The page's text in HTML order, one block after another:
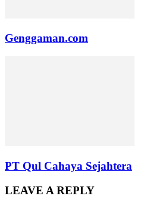
Genggaman.com
PT Qul Cahaya Sejahtera
LEAVE A REPLY